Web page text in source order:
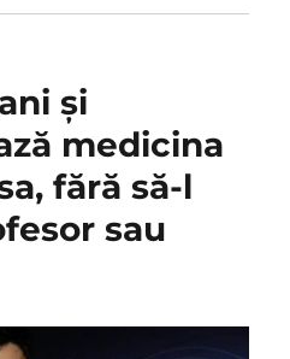
și
medicina
fără să-l
sau